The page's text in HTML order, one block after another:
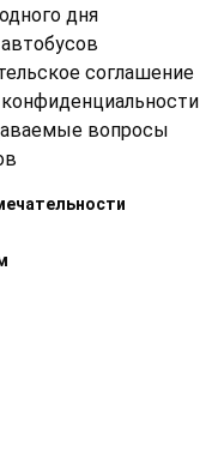
дня
соглашение
вопросы